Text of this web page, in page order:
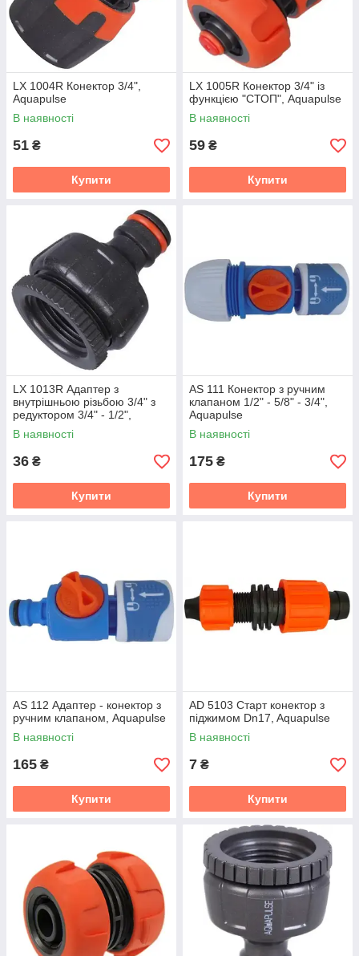
LX 1004R Конектор 3/4",
Aquapulse
В наявності
51 ₴
Купити
LX 1005R Конектор 3/4" із
функцією "СТОП", Aquapulse
В наявності
59 ₴
Купити
LX 1013R Адаптер з
внутрішньою різьбою 3/4" з
редуктором 3/4" - 1/2",
Aquapulse
В наявності
36 ₴
Купити
AS 111 Конектор з ручним
клапаном 1/2" - 5/8" - 3/4",
Aquapulse
В наявності
175 ₴
Купити
AS 112 Адаптер - конектор з
ручним клапаном, Aquapulse
В наявності
165 ₴
Купити
AD 5103 Старт конектор з
піджимом Dn17, Aquapulse
В наявності
7 ₴
Купити